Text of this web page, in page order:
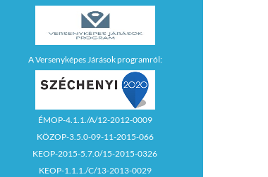
A Versenyképes Járások programról:
ÉMOP-4.1.1./A/12-2012-0009
KÖZOP-3.5.0-09-11-2015-066
KEOP-2015-5.7.0/15-2015-0326
KEOP-1.1.1./C/13-2013-0029